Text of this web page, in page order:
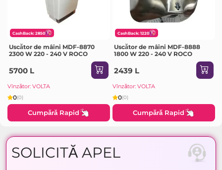
CashBack: 2850
Uscător de mâini MDF-8870
2300 W 220 - 240 V ROCO
5700 L
Vînzător: VOLTA
0(0)
Cumpără Rapid
CashBack: 1220
Uscător de mâini MDF-8888
1800 W 220 - 240 V ROCO
2439 L
Vînzător: VOLTA
0(0)
Cumpără Rapid
SOLICITĂ APEL